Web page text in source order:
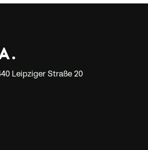
Leipziger Straße 20